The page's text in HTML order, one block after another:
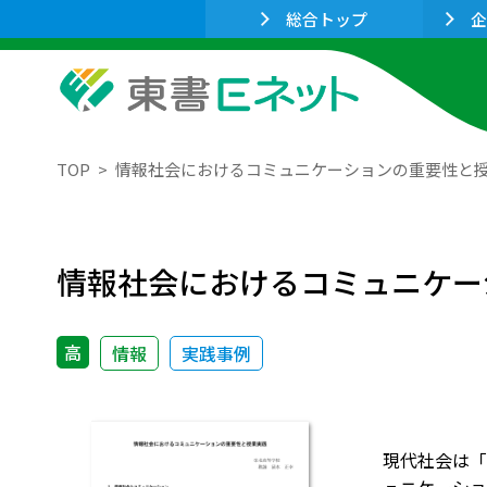
総合トップ
TOP 情報社会におけるコミュニケーションの重要性と
情報社会におけるコミュニケ
高 情報 実践事例
現代社会は